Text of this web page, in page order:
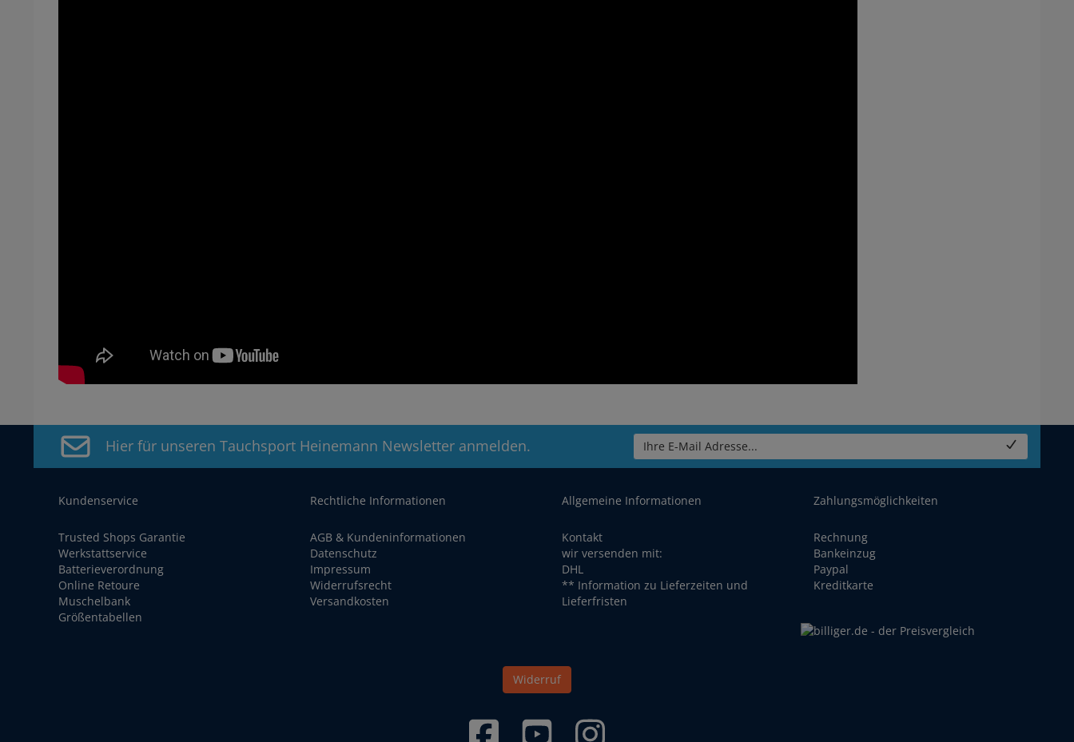
Hier für unseren Tauchsport Heinemann Newsletter anmelden. Ihre E-Mail Adresse...
Kundenservice
Trusted Shops Garantie
Werkstattservice
Batterieverordnung
Online Retoure
Muschelbank
Größentabellen
Rechtliche Informationen
AGB & Kundeninformationen
Datenschutz
Impressum
Widerrufsrecht
Versandkosten
Allgemeine Informationen
Kontakt
wir versenden mit:
DHL
** Information zu Lieferzeiten und
Lieferfristen
Zahlungsmöglichkeiten
Rechnung
Bankeinzug
Paypal
Kreditkarte
Widerruf